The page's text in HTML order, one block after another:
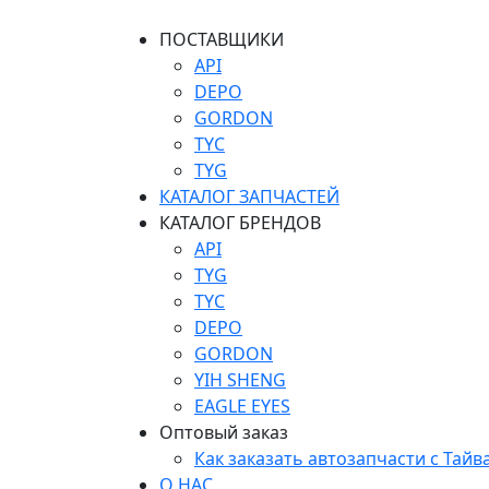
ПОСТАВЩИКИ
API
DEPO
GORDON
TYC
TYG
КАТАЛОГ ЗАПЧАСТЕЙ
КАТАЛОГ БРЕНДОВ
API
TYG
TYC
DEPO
GORDON
YIH SHENG
EAGLE EYES
Оптовый заказ
Как заказать автозапчасти с